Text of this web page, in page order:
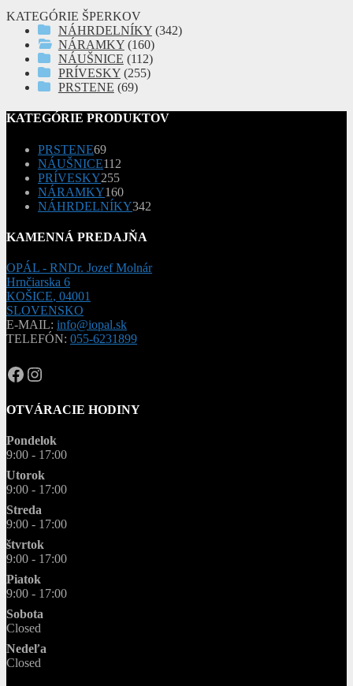
KATEGÓRIE ŠPERKOV
NÁHRDELNÍKY (342)
NÁRAMKY (160)
NÁUŠNICE (112)
PRÍVESKY (255)
PRSTENE (69)
KATEGÓRIE PRODUKTOV
PRSTENE6969
produktov
NÁUŠNICE112
PRÍVESKY255255
produktov
NÁRAMKY160160
produktov
NÁHRDELNÍKY342
KAMENNÁ PREDAJŇA
OPÁL - RNDr. Jozef Molnár
Hrnčiarska 6
KOŠICE, 04001
SLOVENSKO
E-MAIL: info@iopal.sk
TELEFÓN: 055-6231899
OPAL.drahokamy
opal.drahokamy
OTVÁRACIE HODINY
Pondelok
9:00 - 17:00
Utorok
9:00 - 17:00
Streda
9:00 - 17:00
štvrtok
9:00 - 17:00
Piatok
9:00 - 17:00
Sobota
Closed
Nedeľa
Closed